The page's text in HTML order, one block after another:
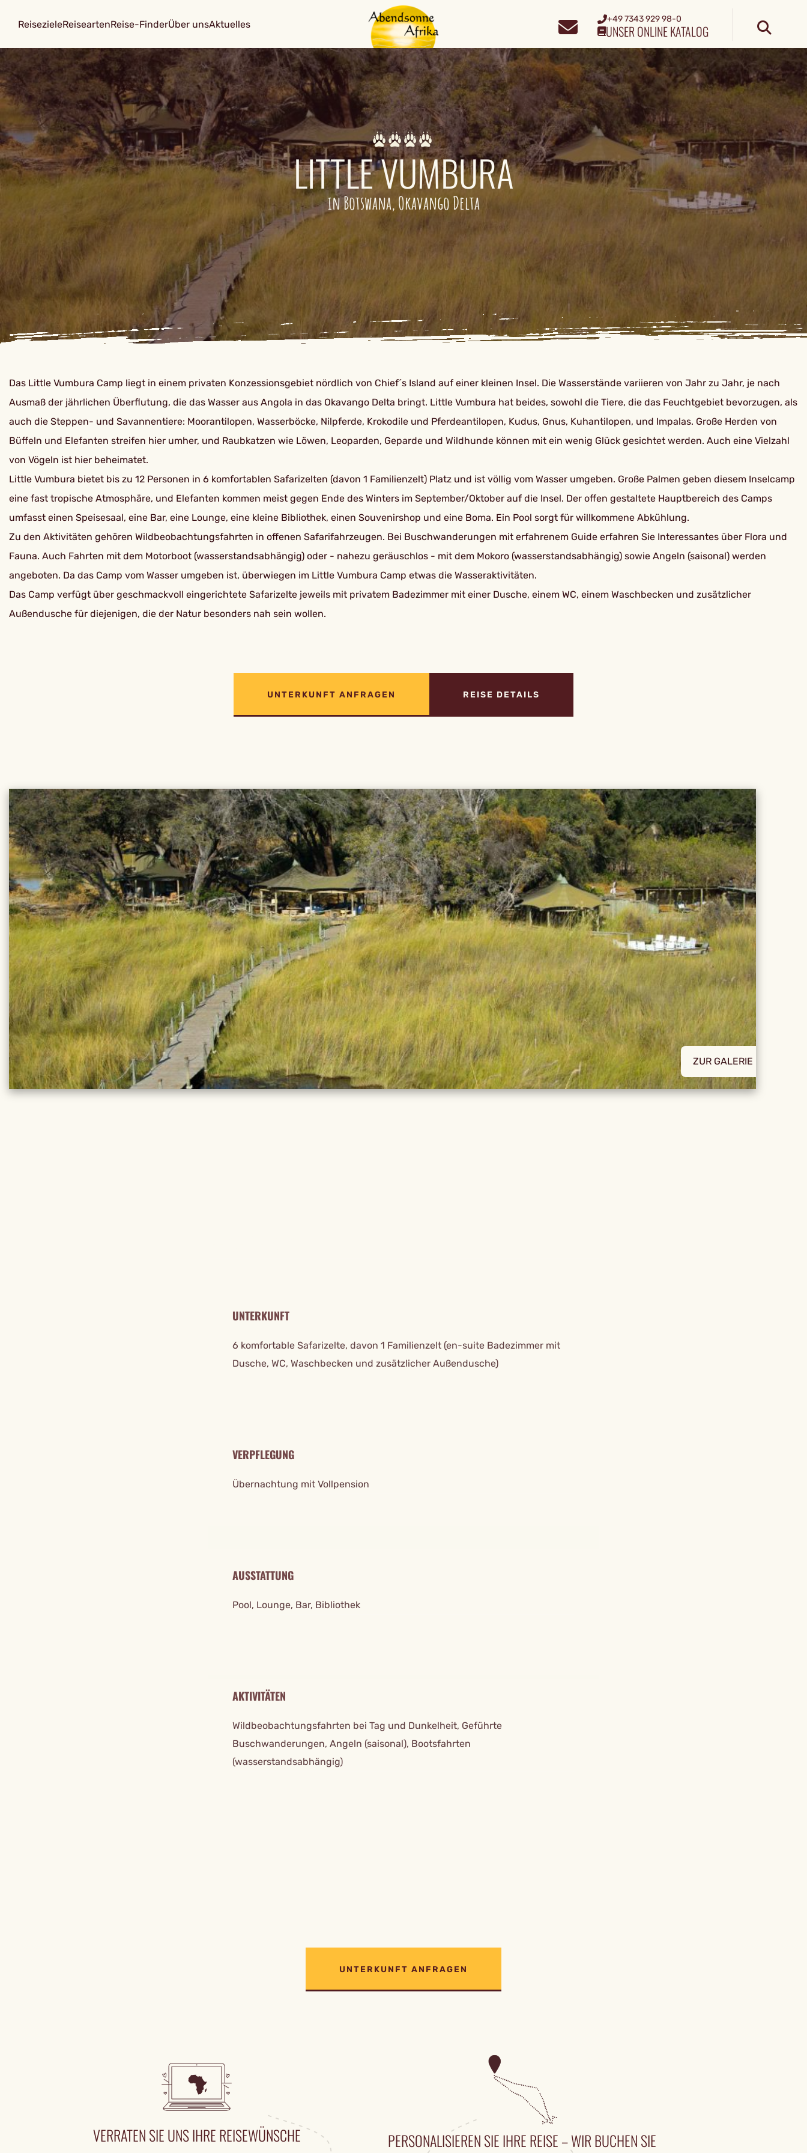
ReisezieleReiseartenReise-FinderÜber unsAktuelles +49 7343 929 98-0
UNSER ONLINE KATALOG
LITTLE VUMBURA
in Botswana, Okavango Delta
Das Little Vumbura Camp liegt in einem privaten Konzessionsgebiet nördlich von Chief´s Island auf einer kleinen Insel. Die Wasserstände variieren von Jahr zu Jahr, je nach
Ausmaß der jährlichen Überflutung, die das Wasser aus Angola in das Okavango Delta bringt. Little Vumbura hat beides, sowohl die Tiere, die das Feuchtgebiet bevorzugen, als
auch die Steppen- und Savannentiere: Moorantilopen, Wasserböcke, Nilpferde, Krokodile und Pferdeantilopen, Kudus, Gnus, Kuhantilopen, und Impalas. Große Herden von
Büffeln und Elefanten streifen hier umher, und Raubkatzen wie Löwen, Leoparden, Geparde und Wildhunde können mit ein wenig Glück gesichtet werden. Auch eine Vielzahl
von Vögeln ist hier beheimatet.
Little Vumbura bietet bis zu 12 Personen in 6 komfortablen Safarizelten (davon 1 Familienzelt) Platz und ist völlig vom Wasser umgeben. Große Palmen geben diesem Inselcamp
eine fast tropische Atmosphäre, und Elefanten kommen meist gegen Ende des Winters im September/Oktober auf die Insel. Der offen gestaltete Hauptbereich des Camps
umfasst einen Speisesaal, eine Bar, eine Lounge, eine kleine Bibliothek, einen Souvenirshop und eine Boma. Ein Pool sorgt für willkommene Abkühlung.
Zu den Aktivitäten gehören Wildbeobachtungsfahrten in offenen Safarifahrzeugen. Bei Buschwanderungen mit erfahrenem Guide erfahren Sie Interessantes über Flora und
Fauna. Auch Fahrten mit dem Motorboot (wasserstandsabhängig) oder - nahezu geräuschlos - mit dem Mokoro (wasserstandsabhängig) sowie Angeln (saisonal) werden
angeboten. Da das Camp vom Wasser umgeben ist, überwiegen im Little Vumbura Camp etwas die Wasseraktivitäten.
Das Camp verfügt über geschmackvoll eingerichtete Safarizelte jeweils mit privatem Badezimmer mit einer Dusche, einem WC, einem Waschbecken und zusätzlicher
Außendusche für diejenigen, die der Natur besonders nah sein wollen.
UNTERKUNFT ANFRAGEN REISE DETAILS
ZUR GALERIE
UNTERKUNFT
6 komfortable Safarizelte, davon 1 Familienzelt (en-suite Badezimmer mit
Dusche, WC, Waschbecken und zusätzlicher Außendusche)
VERPFLEGUNG
Übernachtung mit Vollpension
AUSSTATTUNG
Pool, Lounge, Bar, Bibliothek
AKTIVITÄTEN
Wildbeobachtungsfahrten bei Tag und Dunkelheit, Geführte
Buschwanderungen, Angeln (saisonal), Bootsfahrten
(wasserstandsabhängig)
UNTERKUNFT ANFRAGEN
VERRATEN SIE UNS IHRE REISEWÜNSCHE PERSONALISIEREN SIE IHRE REISE – WIR BUCHEN SIE